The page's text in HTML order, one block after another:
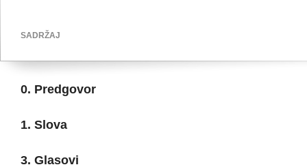
SADRŽAJ
0. Predgovor
1. Slova
3. Glasovi